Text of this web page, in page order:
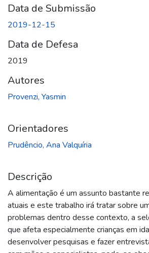
Data de Submissão
2019-12-15
Data de Defesa
2019
Autores
Provenzi, Yasmin
Orientadores
Prudêncio, Ana Valquíria
Descrição
A alimentação é um assunto bastante
atuais e este trabalho irá tratar sobre
problemas dentro desse contexto, a
que afeta especialmente crianças em
desenvolver pesquisas e fazer